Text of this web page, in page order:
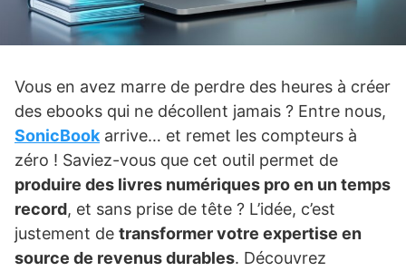
Vous en avez marre de perdre des heures à créer
des ebooks qui ne décollent jamais ? Entre nous,
SonicBookarrive… et remet les compteurs à
zéro ! Saviez-vous que cet outil permet de
produire des livres numériques pro en un temps
record, et sans prise de tête ? L’idée, c’est
justement de transformer votre expertise en
source de revenus durables. Découvrez